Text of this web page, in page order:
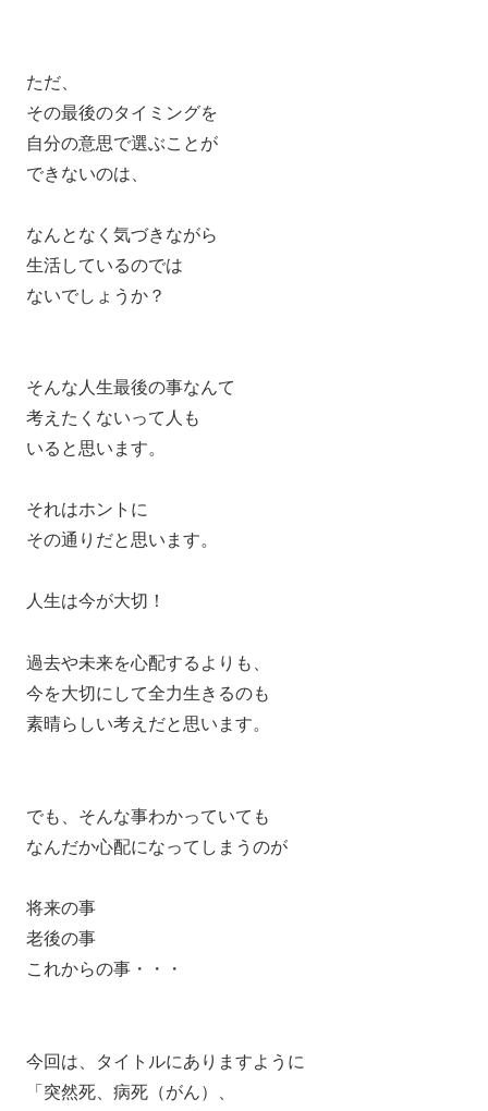
ただ、
その最後のタイミングを
自分の意思で選ぶことが
できないのは、
なんとなく気づきながら
生活しているのでは
ないでしょうか？
そんな人生最後の事なんて
考えたくないって人も
いると思います。
それはホントに
その通りだと思います。
人生は今が大切！
過去や未来を心配するよりも、
今を大切にして全力生きるのも
素晴らしい考えだと思います。
でも、そんな事わかっていても
なんだか心配になってしまうのが
将来の事
老後の事
これからの事・・・
今回は、タイトルにありますように
「突然死、病死（がん）、